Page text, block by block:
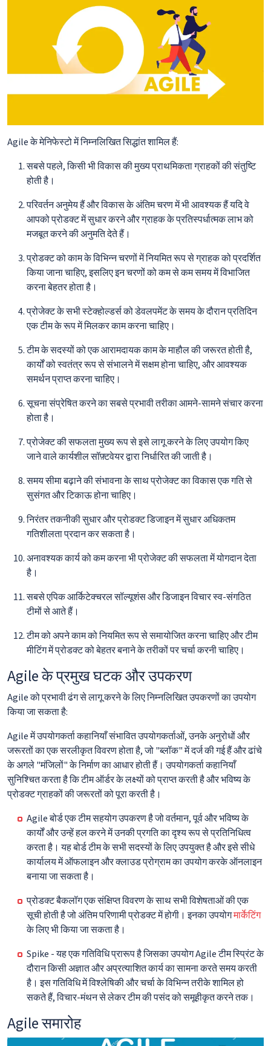
Agile के मेनिफेस्टो में निम्नलिखित सिद्धांत शामिल हैं:
सबसे पहले, किसी भी विकास की मुख्य प्राथमिकता ग्राहकों की संतुष्टि
होती है।
परिवर्तन अनुमेय हैं और विकास के अंतिम चरण में भी आवश्यक हैं यदि वे
आपको प्रोडक्ट में सुधार करने और ग्राहक के प्रतिस्पर्धात्मक लाभ को
मजबूत करने की अनुमति देते हैं।
प्रोडक्ट को काम के विभिन्न चरणों में नियमित रूप से ग्राहक को प्रदर्शित
किया जाना चाहिए, इसलिए इन चरणों को कम से कम समय में विभाजित
करना बेहतर होता है।
प्रोजेक्ट के सभी स्टेक्होल्डर्स को डेवलपमेंट के समय के दौरान प्रतिदिन
एक टीम के रूप में मिलकर काम करना चाहिए।
टीम के सदस्यों को एक आरामदायक काम के माहौल की जरूरत होती है,
कार्यों को स्वतंत्र रूप से संभालने में सक्षम होना चाहिए, और आवश्यक
समर्थन प्राप्त करना चाहिए।
सूचना संप्रेषित करने का सबसे प्रभावी तरीका आमने-सामने संचार करना
होता है।
प्रोजेक्ट की सफलता मुख्य रूप से इसे लागू करने के लिए उपयोग किए
जाने वाले कार्यशील सॉफ़्टवेयर द्वारा निर्धारित की जाती है।
समय सीमा बढ़ाने की संभावना के साथ प्रोजेक्ट का विकास एक गति से
सुसंगत और टिकाऊ होना चाहिए।
निरंतर तकनीकी सुधार और प्रोडक्ट डिजाइन में सुधार अधिकतम
गतिशीलता प्रदान कर सकता है।
अनावश्यक कार्य को कम करना भी प्रोजेक्ट की सफलता में योगदान देता
है।
सबसे एपिक आर्किटेक्चरल सॉल्यूशंस और डिजाइन विचार स्व-संगठित
टीमों से आते हैं।
टीम को अपने काम को नियमित रूप से समायोजित करना चाहिए और टीम
मीटिंग में प्रोडक्ट को बेहतर बनाने के तरीकों पर चर्चा करनी चाहिए।
Agile के प्रमुख घटक और उपकरण
Agile को प्रभावी ढंग से लागू करने के लिए निम्नलिखित उपकरणों का उपयोग
किया जा सकता है:
Agile में उपयोगकर्ता कहानियाँ संभावित उपयोगकर्ताओं, उनके अनुरोधों और
जरूरतों का एक सरलीकृत विवरण होता है, जो "ब्लॉक" में दर्ज की गई हैं और ढांचे
के अगले "मंजिलों" के निर्माण का आधार होती हैं। उपयोगकर्ता कहानियाँ
सुनिश्चित करता है कि टीम ऑर्डर के लक्ष्यों को प्राप्त करती है और भविष्य के
प्रोडक्ट ग्राहकों की जरूरतों को पूरा करती है।
Agile बोर्ड एक टीम सहयोग उपकरण है जो वर्तमान, पूर्व और भविष्य के
कार्यों और उन्हें हल करने में उनकी प्रगति का दृश्य रूप से प्रतिनिधित्व
करता है। यह बोर्ड टीम के सभी सदस्यों के लिए उपयुक्त है और इसे सीधे
कार्यालय में ऑफलाइन और क्लाउड प्रोग्राम का उपयोग करके ऑनलाइन
बनाया जा सकता है।
प्रोडक्ट बैकलॉग एक संक्षिप्त विवरण के साथ सभी विशेषताओं की एक
सूची होती है जो अंतिम परिणामी प्रोडक्ट में होगी। इनका उपयोगमार्केटिंग
के लिए भी किया जा सकता है।
Spike - यह एक गतिविधि प्रारूप है जिसका उपयोग Agile टीम स्प्रिंट के
दौरान किसी अज्ञात और अप्रत्याशित कार्य का सामना करते समय करती
है। इस गतिविधि में विश्लेषिकी और चर्चा के विभिन्न तरीके शामिल हो
सकते हैं, विचार-मंथन से लेकर टीम की पसंद को समूहीकृत करने तक।
Agile समारोह